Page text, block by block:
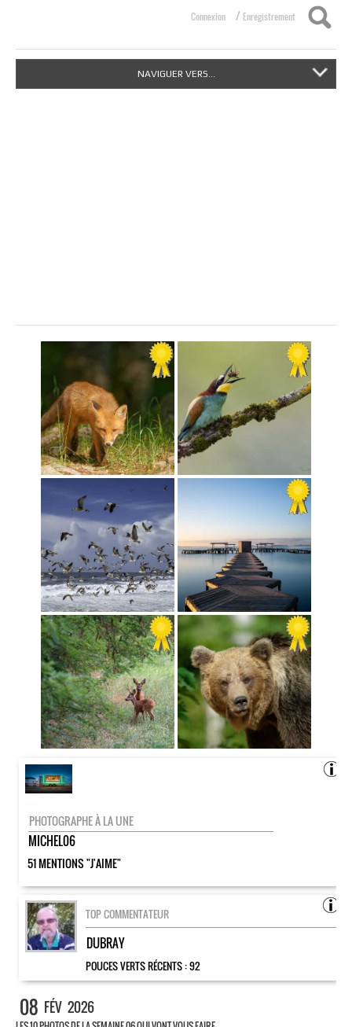
Connexion / Enregistrement
NAVIGUER VERS...
PHOTOGRAPHE À LA UNE
MICHEL06
51 MENTIONS "J'AIME"
TOP COMMENTATEUR
DUBRAY
POUCES VERTS RÉCENTS :92
08 FÉV 2026